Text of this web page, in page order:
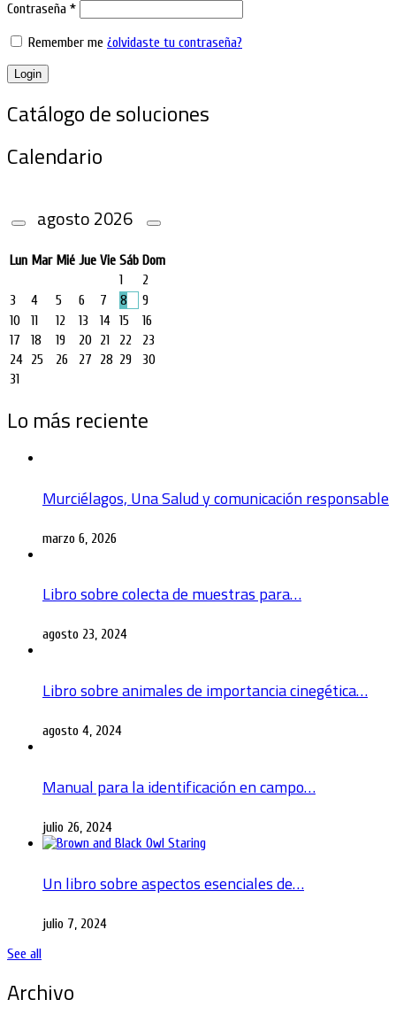
Contraseña *
Remember me ¿olvidaste tu contraseña?
Login
Catálogo de soluciones
Calendario
agosto2026
Lun Mar Mié Jue Vie Sáb Dom
1
2
3
4 5 6 7 8
9
10
11 12 13 14 15
16
17
18 19 20 21 22
23
24 25 26 27 28 29
30
31
Lo más reciente
Murciélagos, Una Salud y comunicación responsable
marzo 6, 2026
Libro sobre colecta de muestras para…
agosto 23, 2024
Libro sobre animales de importancia cinegética…
agosto 4, 2024
Manual para la identificación en campo…
julio 26, 2024
Un libro sobre aspectos esenciales de…
julio 7, 2024
See all
Archivo